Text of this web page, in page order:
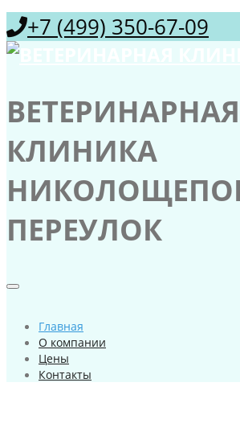
+7 (499) 350-67-09
ВЕТЕРИНАРНАЯ
КЛИНИКА
ПЕРЕУЛОК
Главная
О компании
Цены
Контакты